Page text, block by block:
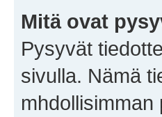
Mitä ovat
Pysyvät
sivulla. Nämä